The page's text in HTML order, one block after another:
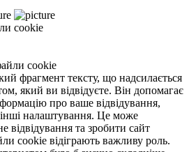
cookie
cookie
фрагмент тексту, що надсилається
який ви відвідуєте. Він допомагає
про ваше відвідування,
налаштування. Це може
відвідування та зробити сайт
cookie відіграють важливу роль.